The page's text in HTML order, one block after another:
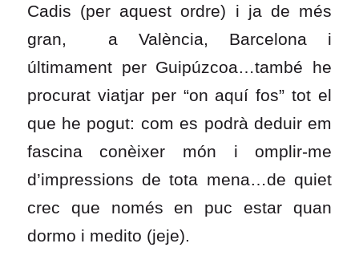
Cadis (per aquest ordre) i ja de més
gran, a València, Barcelona i
últimament per Guipúzcoa…també he
procurat viatjar per “on aquí fos” tot el
que he pogut: com es podrà deduir em
fascina conèixer món i omplir-me
d’impressions de tota mena…de quiet
crec que només en puc estar quan
dormo i medito (jeje).